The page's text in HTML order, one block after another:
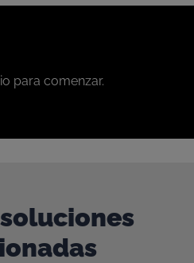
para comenzar.